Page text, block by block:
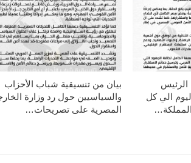
بيان من تنسيقية شباب الأحزاب
والسياسيين حول رد وزارة
المصرية على تصريحات…
الرئيس
الي كل